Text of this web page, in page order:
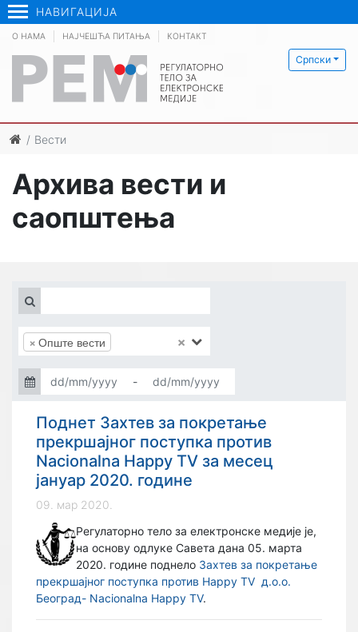
НАВИГАЦИЈА
Српски
О НАМА НАЈЧЕШЋА ПИТАЊА КОНТАКТ
Вести
Архива вести и
саопштења
×
× Опште вести
-
Поднет Захтев за покретање
прекршајног поступка против
Nacionalna Happy TV за месец
јануар 2020. године
09. мар 2020.
Регулаторно тело за електронске медије је,
на основу одлуке Савета дана 05. марта
2020. године поднело Захтев за покретање
прекршајног поступка против Happy TV д.о.о.
Београд- Nacionalna Happy TV.